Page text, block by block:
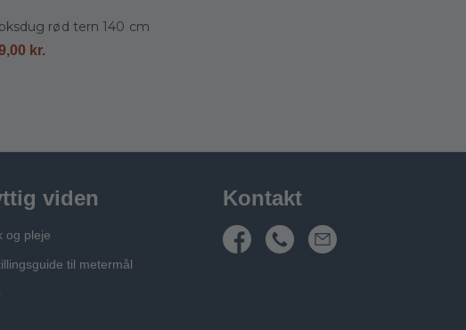
rød tern 140 cm
kr.
viden
og pleje
til metermål
Kontakt